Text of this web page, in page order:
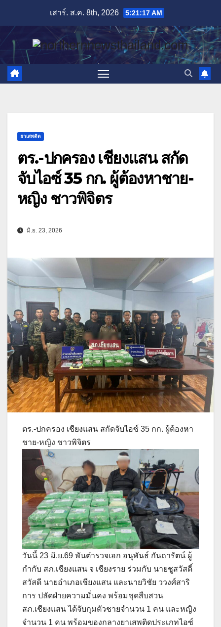
content
เสาร์. ส.ค. 8th, 2026 5:21:19 AM
ยาเสพติด
ตร.-ปกครอง เชียงแสน สกัด
จับไอซ์ 35 กก. ผู้ต้องหาชาย-
หญิง ชาวพิจิตร
มิ.ย. 23, 2026
ตร.-ปกครอง เชียงแสน สกัดจับไอซ์ 35 กก. ผู้ต้องหา
ชาย-หญิง ชาวพิจิตร
วันนี้ 23 มิ.ย.69 พันตำรวจเอก อนุพันธ์ กันถารัตน์ ผู้
กำกับ สภ.เชียงแสน จ เชียงราย ร่วมกับ นายชูสวัสดิ์
สวัสดี นายอำเภอเชียงแสน และนายวิชัย ววงศ์สาริ
การ ปลัดฝ่ายความมั่นคง พร้อมชุดสืบสวน
สภ.เชียงแสน ได้จับกุมตัวชายจำนวน 1 คน และหญิง
จำนวน 1 คน พร้อมของกลางยาเสพติดประเภทไอซ์